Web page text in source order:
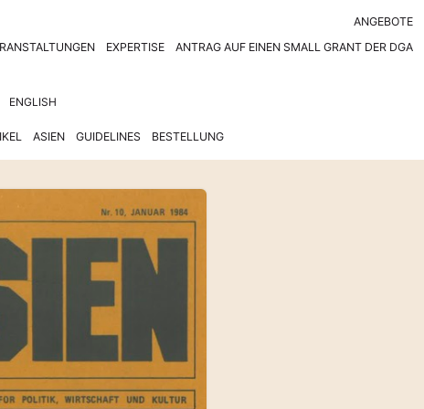
EXPERTISE
ANGEBOTE
ANTRAG AUF EINEN SMALL GRANT DER DGA
ENGLISH
ASIEN GUIDELINES BESTELLUNG